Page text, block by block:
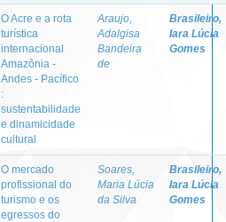
O Acre e a rota
turística
internacional
Amazônia -
Andes - Pacífico
:
sustentabilidade
e dinamicidade
cultural
Araujo,
Adalgisa
Bandeira
de
Brasileiro,
Iara Lúcia
Gomes
O mercado
profissional do
turismo e os
egressos do
Soares,
Maria Lúcia
da Silva
Brasileiro,
Iara Lúcia
Gomes